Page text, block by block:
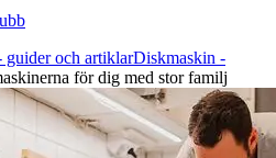
guider och artiklarDiskmaskin -
för dig med stor familj